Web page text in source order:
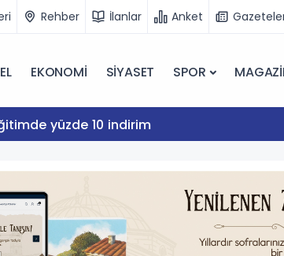
Rehber İlanlar Anket
EKONOMİ SİYASET SPOR
yüzde 10 indirim